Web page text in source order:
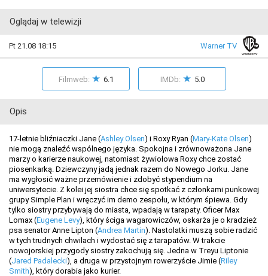
Oglądaj w telewizji
Pt 21.08 18:15 Warner TV
Filmweb: ★ 6.1 IMDb: ★ 5.0
Opis
17-letnie bliźniaczki Jane (Ashley Olsen) i Roxy Ryan (Mary-Kate Olsen)
nie mogą znaleźć wspólnego języka. Spokojna i zrównoważona Jane
marzy o karierze naukowej, natomiast żywiołowa Roxy chce zostać
piosenkarką. Dziewczyny jadą jednak razem do Nowego Jorku. Jane
ma wygłosić ważne przemówienie i zdobyć stypendium na
uniwersytecie. Z kolei jej siostra chce się spotkać z członkami punkowej
grupy Simple Plan i wręczyć im demo zespołu, w którym śpiewa. Gdy
tylko siostry przybywają do miasta, wpadają w tarapaty. Oficer Max
Lomax (Eugene Levy), który ściga wagarowiczów, oskarża je o kradzież
psa senator Anne Lipton (Andrea Martin). Nastolatki muszą sobie radzić
w tych trudnych chwilach i wydostać się z tarapatów. W trakcie
nowojorskiej przygody siostry zakochują się. Jedna w Treyu Liptonie
(Jared Padalecki), a druga w przystojnym rowerzyście Jimie (Riley
Smith), który dorabia jako kurier.